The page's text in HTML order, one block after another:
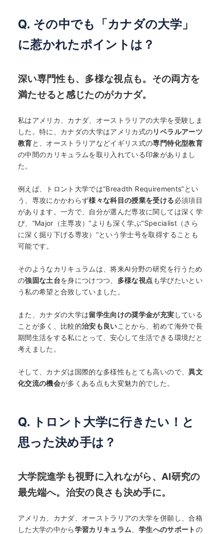
Q. その中でも「カナダの大学」
に惹かれたポイントは？
深い専門性も、多様な視点も。その両方を
満たせると感じたのがカナダ。
私はアメリカ、カナダ、オーストラリアの大学を受験しま
した。特に、カナダの大学はアメリカ式のリベラルアーツ
教育と、オーストラリアなどイギリス式の専門特化型教育
の中間のカリキュラムを取り入れている印象がありまし
た。
例えば、トロント大学では“Breadth Requirements”とい
う、専攻にかかわらず様々な科目の授業を受ける必須項目
があります。一方で、自分が選んだ専攻に関しては深く学
び、“Major（主専攻）”よりも深く学ぶ“Specialist（さら
に深く掘り下げる専攻）”という学士号を取得することも
可能です。
そのようなカリキュラムは、将来AI分野の研究を行うため
の強固な土台を身につけつつ、 多様な視点も学びたいとい
う私の希望と合致していました。
また、カナダの大学は留学生向けの奨学金が充実 している
ことが多く、比較的治安も良いことから、初めて海外で長
期間生活をする私にとって、安心して生活できる環境だと
考えました。
そして、カナダは国際的な多様性もとても高いので、異文
化交流の機会が多くある点も大変魅力的でした。
Q. トロント大学に行きたい！と
思った決め手は？
大学院進学も視野に入れながら、AI研究の
最先端へ。治安の良さも決め手に。
アメリカ、カナダ、オーストラリアの大学を併願し、合格
した大学の中から学習カリキュラム 学生へのサポートの